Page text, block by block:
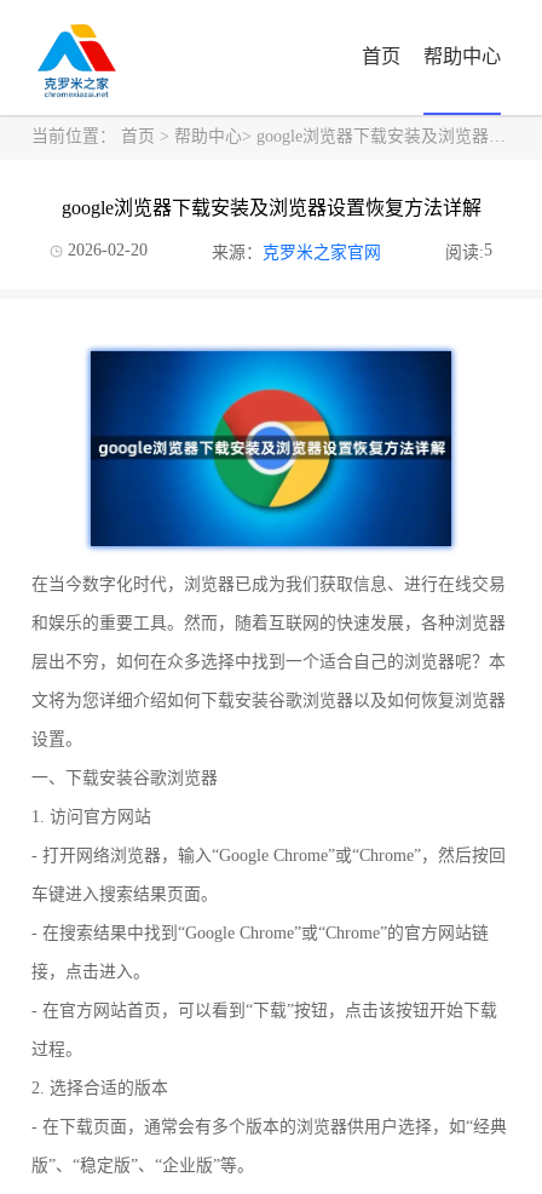
首页 帮助中心
当前位置： 首页 > 帮助中心> google浏览器下载安装及浏览器设置恢复方法详解
google浏览器下载安装及浏览器设置恢复方法详解
2026-02-20 来源： 克罗米之家官网 阅读:5
在当今数字化时代，浏览器已成为我们获取信息、进行在线交易
和娱乐的重要工具。然而，随着互联网的快速发展，各种浏览器
层出不穷，如何在众多选择中找到一个适合自己的浏览器呢？本
文将为您详细介绍如何下载安装谷歌浏览器以及如何恢复浏览器
设置。
一、下载安装谷歌浏览器
1. 访问官方网站
- 打开网络浏览器，输入“Google Chrome”或“Chrome”，然后按回
车键进入搜索结果页面。
- 在搜索结果中找到“Google Chrome”或“Chrome”的官方网站链
接，点击进入。
- 在官方网站首页，可以看到“下载”按钮，点击该按钮开始下载
过程。
2. 选择合适的版本
- 在下载页面，通常会有多个版本的浏览器供用户选择，如“经典
版”、“稳定版”、“企业版”等。